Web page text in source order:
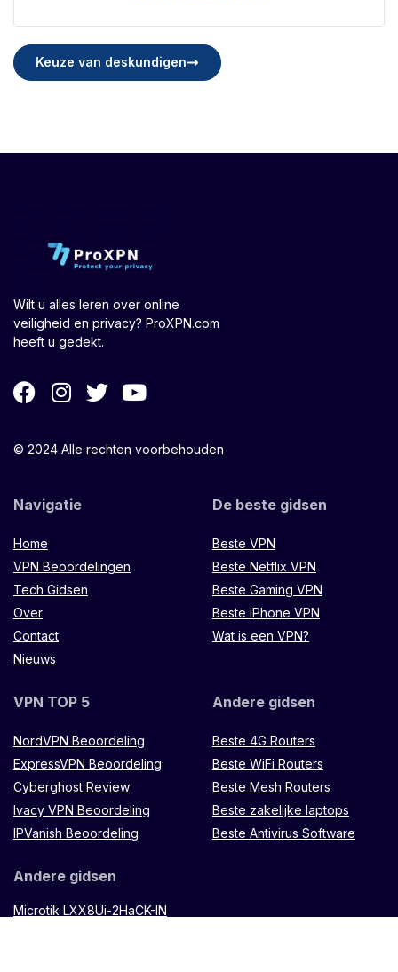
Keuze van deskundigen
Wilt u alles leren over online
veiligheid en privacy? ProXPN.com
heeft u gedekt.
© 2024 Alle rechten voorbehouden
Navigatie
Home
VPN Beoordelingen
Tech Gidsen
Over
Contact
Nieuws
De beste gidsen
Beste VPN
Beste Netflix VPN
Beste Gaming VPN
Beste iPhone VPN
Wat is een VPN?
VPN TOP 5
NordVPN Beoordeling
ExpressVPN Beoordeling
Cyberghost Review
Ivacy VPN Beoordeling
IPVanish Beoordeling
Andere gidsen
Beste 4G Routers
Beste WiFi Routers
Beste Mesh Routers
Beste zakelijke laptops
Beste Antivirus Software
Andere gidsen
Microtik LXX8Ui-2HaCK-IN